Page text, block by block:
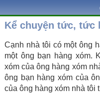
Kể chuyện tức, tức
Cạnh nhà tôi có một ông
một ông bạn hàng xóm.
xóm của ông hàng xóm
ông bạn hàng xóm của
của ông hàng xóm nhà tôi